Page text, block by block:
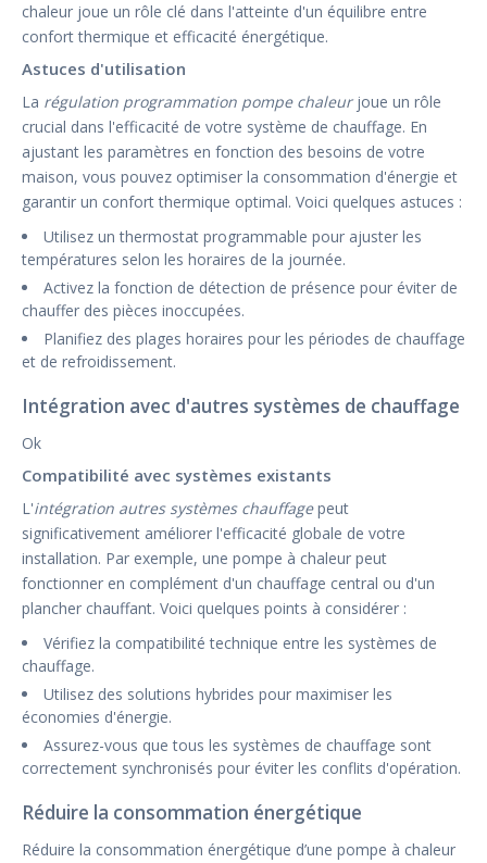
chaleur joue un rôle clé dans l'atteinte d'un équilibre entre
confort thermique et efficacité énergétique.
Astuces d'utilisation
La régulation programmation pompe chaleurjoue un rôle
crucial dans l'efficacité de votre système de chauffage. En
ajustant les paramètres en fonction des besoins de votre
maison, vous pouvez optimiser la consommation d'énergie et
garantir un confort thermique optimal. Voici quelques astuces :
Utilisez un thermostat programmable pour ajuster les
températures selon les horaires de la journée.
Activez la fonction de détection de présence pour éviter de
chauffer des pièces inoccupées.
Planifiez des plages horaires pour les périodes de chauffage
et de refroidissement.
Intégration avec d'autres systèmes de chauffage
Ok
Compatibilité avec systèmes existants
L'intégration autres systèmes chauffagepeut
significativement améliorer l'efficacité globale de votre
installation. Par exemple, une pompe à chaleur peut
fonctionner en complément d'un chauffage central ou d'un
plancher chauffant. Voici quelques points à considérer :
Vérifiez la compatibilité technique entre les systèmes de
chauffage.
Utilisez des solutions hybrides pour maximiser les
économies d'énergie.
Assurez-vous que tous les systèmes de chauffage sont
correctement synchronisés pour éviter les conflits d'opération.
Réduire la consommation énergétique
Réduire la consommation énergétique d’une pompe à chaleur